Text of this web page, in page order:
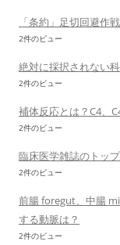
「条約」足切回避作戦
2件のビュー
絶対に採択されない
2件のビュー
補体反応とは？C4、
2件のビュー
臨床医学雑誌のトッ
2件のビュー
前腸 foregut、中腸
する動脈は？
2件のビュー